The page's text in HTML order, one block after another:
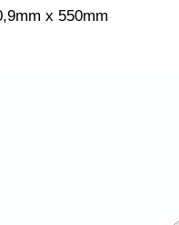
x 550mm